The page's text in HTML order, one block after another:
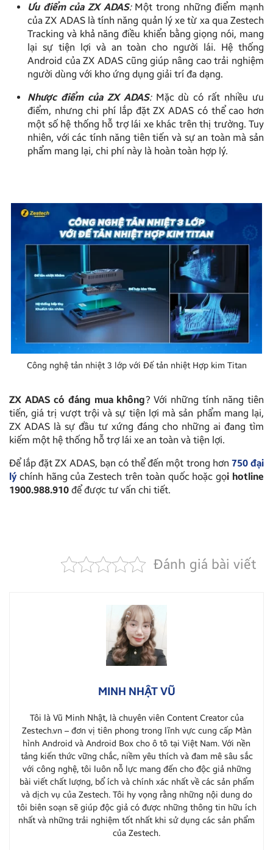
Ưu điểm của ZX ADAS:Một trong những điểm mạnh
của ZX ADAS là tính năng quản lý xe từ xa qua Zestech
Tracking và khả năng điều khiển bằng giọng nói, mang
lại sự tiện lợi và an toàn cho người lái. Hệ thống
Android của ZX ADAS cũng giúp nâng cao trải nghiệm
người dùng với kho ứng dụng giải trí đa dạng.
Nhược điểm của ZX ADAS:Mặc dù có rất nhiều ưu
điểm, nhưng chi phí lắp đặt ZX ADAS có thể cao hơn
một số hệ thống hỗ trợ lái xe khác trên thị trường. Tuy
nhiên, với các tính năng tiên tiến và sự an toàn mà sản
phẩm mang lại, chi phí này là hoàn toàn hợp lý.
Công nghệ tản nhiệt 3 lớp với Đế tản nhiệt Hợp kim Titan
ZX ADAS có đáng mua không? Với những tính năng tiên
tiến, giá trị vượt trội và sự tiện lợi mà sản phẩm mang lại,
ZX ADAS là sự đầu tư xứng đáng cho những ai đang tìm
kiếm một hệ thống hỗ trợ lái xe an toàn và tiện lợi.
Để lắp đặt ZX ADAS, bạn có thể đến một trong hơn 750 đại
lý chính hãng của Zestech trên toàn quốc hoặc gọi hotline
1900.988.910 để được tư vấn chi tiết.
Đánh giá bài viết
MINH NHẬT VŨ
Tôi là Vũ Minh Nhật, là chuyên viên Content Creator của
Zestech.vn – đơn vị tiên phong trong lĩnh vực cung cấp Màn
hình Android và Android Box cho ô tô tại Việt Nam. Với nền
tảng kiến thức vững chắc, niềm yêu thích và đam mê sâu sắc
với công nghệ, tôi luôn nỗ lực mang đến cho độc giả những
bài viết chất lượng, bổ ích và chính xác nhất về các sản phẩm
và dịch vụ của Zestech. Tôi hy vọng rằng những nội dung do
tôi biên soạn sẽ giúp độc giả có được những thông tin hữu ích
nhất và những trải nghiệm tốt nhất khi sử dụng các sản phẩm
của Zestech.